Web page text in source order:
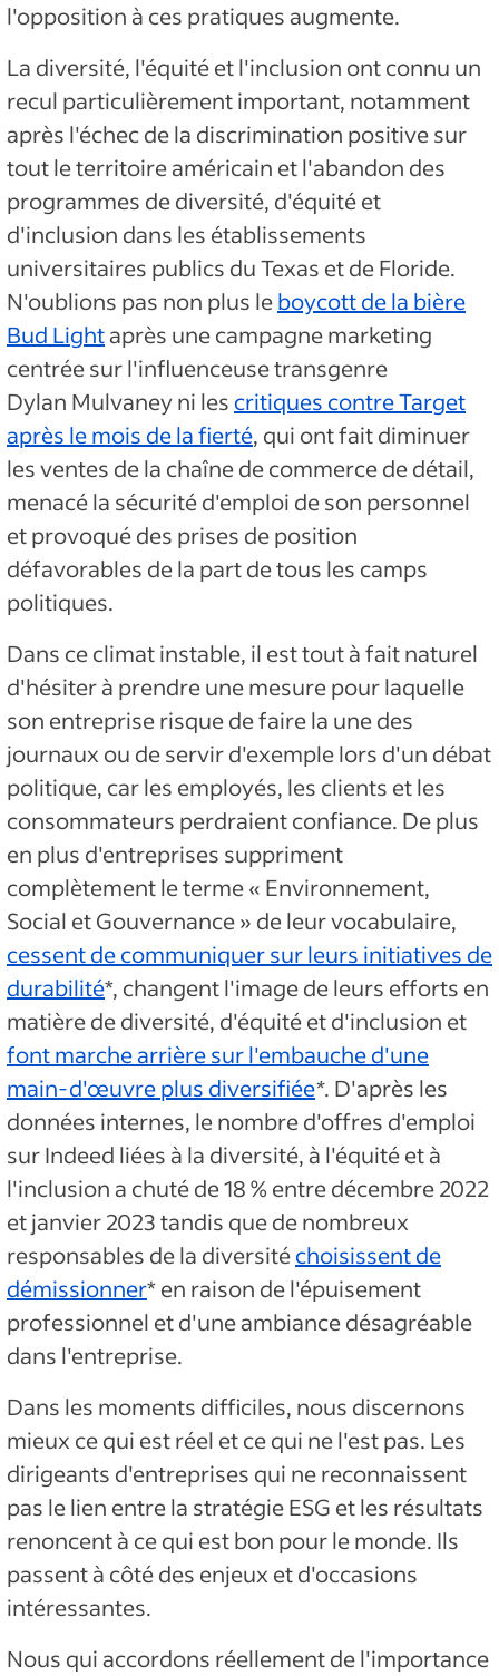
l'opposition à ces pratiques augmente.
La diversité, l'équité et l'inclusion ont connu un
recul particulièrement important, notamment
après l'échec de la discrimination positive sur
tout le territoire américain et l'abandon des
programmes de diversité, d'équité et
d'inclusion dans les établissements
universitaires publics du Texas et de Floride.
N'oublions pas non plus leboycott de la bière
Bud Lightaprès une campagne marketing
centrée sur l'influenceuse transgenre
Dylan Mulvaney ni les critiques contre Target
après le mois de la fierté, qui ont fait diminuer
les ventes de la chaîne de commerce de détail,
menacé la sécurité d'emploi de son personnel
et provoqué des prises de position
défavorables de la part de tous les camps
politiques.
Dans ce climat instable, il est tout à fait naturel
d'hésiter à prendre une mesure pour laquelle
son entreprise risque de faire la une des
journaux ou de servir d'exemple lors d'un débat
politique, car les employés, les clients et les
consommateurs perdraient confiance. De plus
en plus d'entreprises suppriment
complètement le terme « Environnement,
Social et Gouvernance » de leur vocabulaire,
cessent de communiquer sur leurs initiatives de
durabilité*, changent l'image de leurs efforts en
matière de diversité, d'équité et d'inclusion et
font marche arrière sur l'embauche d'une
main-d'œuvre plus diversifiée*. D'après les
données internes, le nombre d'offres d'emploi
sur Indeed liées à la diversité, à l'équité et à
l'inclusion a chuté de 18 % entre décembre 2022
et janvier 2023 tandis que de nombreux
responsables de la diversitéchoisissent de
démissionner* en raison de l'épuisement
professionnel et d'une ambiance désagréable
dans l'entreprise.
Dans les moments difficiles, nous discernons
mieux ce qui est réel et ce qui ne l'est pas. Les
dirigeants d'entreprises qui ne reconnaissent
pas le lien entre la stratégie ESG et les résultats
renoncent à ce qui est bon pour le monde. Ils
passent à côté des enjeux et d'occasions
intéressantes.
Nous qui accordons réellement de l'importance